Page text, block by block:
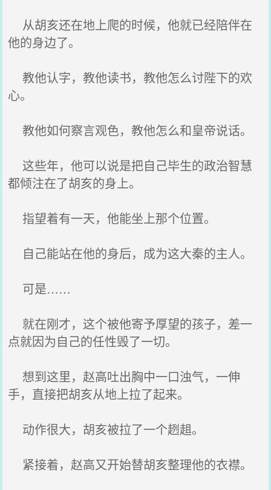
从胡亥还在地上爬的时候，他就已经陪伴在
他的身边了。
教他认字，教他读书，教他怎么讨陛下的欢
心。
教他如何察言观色，教他怎么和皇帝说话。
这些年，他可以说是把自己毕生的政治智慧
都倾注在了胡亥的身上。
指望着有一天，他能坐上那个位置。
自己能站在他的身后，成为这大秦的主人。
可是……
就在刚才，这个被他寄予厚望的孩子，差一
点就因为自己的任性毁了一切。
想到这里，赵高吐出胸中一口浊气，一伸
手，直接把胡亥从地上拉了起来。
动作很大，胡亥被拉了一个趔趄。
紧接着，赵高又开始替胡亥整理他的衣襟。